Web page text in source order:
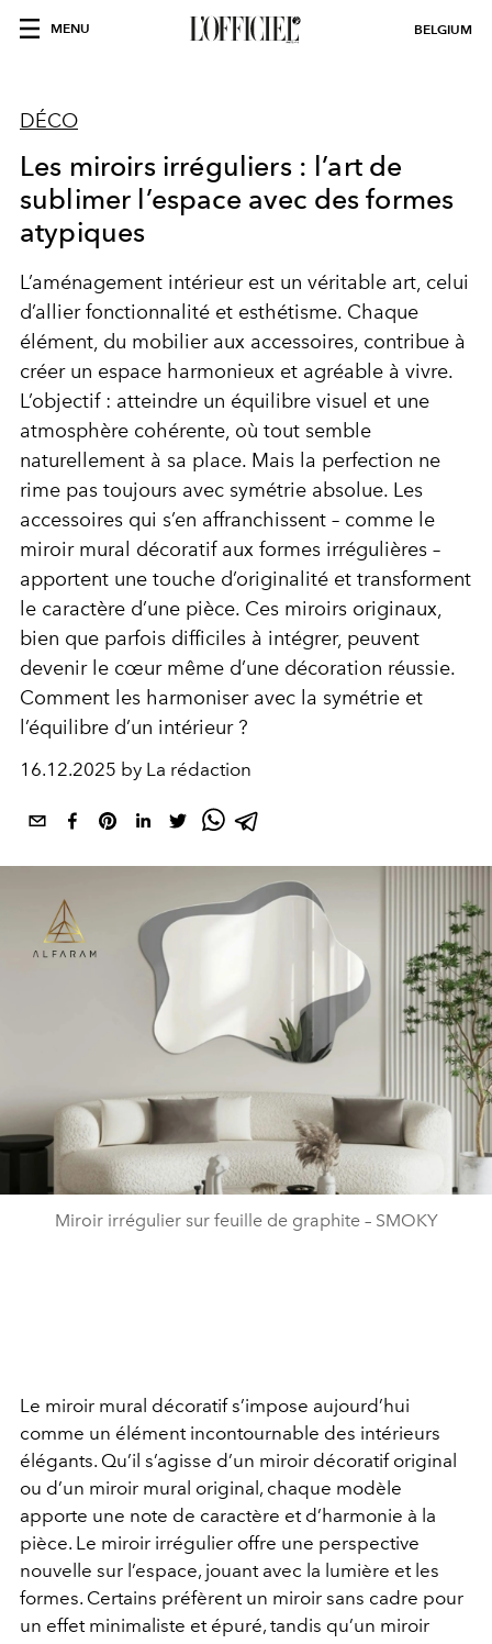
MENU BELGIUM
DÉCO
Les miroirs irréguliers : l’art de
sublimer l’espace avec des formes
atypiques
L’aménagement intérieur est un véritable art, celui
d’allier fonctionnalité et esthétisme. Chaque
élément, du mobilier aux accessoires, contribue à
créer un espace harmonieux et agréable à vivre.
L’objectif : atteindre un équilibre visuel et une
atmosphère cohérente, où tout semble
naturellement à sa place. Mais la perfection ne
rime pas toujours avec symétrie absolue. Les
accessoires qui s’en affranchissent – comme le
miroir mural décoratif aux formes irrégulières –
apportent une touche d’originalité et transforment
le caractère d’une pièce. Ces miroirs originaux,
bien que parfois difficiles à intégrer, peuvent
devenir le cœur même d’une décoration réussie.
Comment les harmoniser avec la symétrie et
l’équilibre d’un intérieur ?
16.12.2025 by La rédaction
Miroir irrégulier sur feuille de graphite – SMOKY
Le miroir mural décoratif s’impose aujourd’hui
comme un élément incontournable des intérieurs
élégants. Qu’il s’agisse d’un miroir décoratif original
ou d’un miroir mural original, chaque modèle
apporte une note de caractère et d’harmonie à la
pièce. Le miroir irrégulier offre une perspective
nouvelle sur l’espace, jouant avec la lumière et les
formes. Certains préfèrent un miroir sans cadre pour
un effet minimaliste et épuré, tandis qu’un miroir